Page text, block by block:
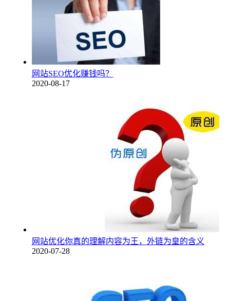
网站SEO优化赚钱吗？
2020-08-17
网站优化你真的理解内容为王，外链为皇的含义
2020-07-28